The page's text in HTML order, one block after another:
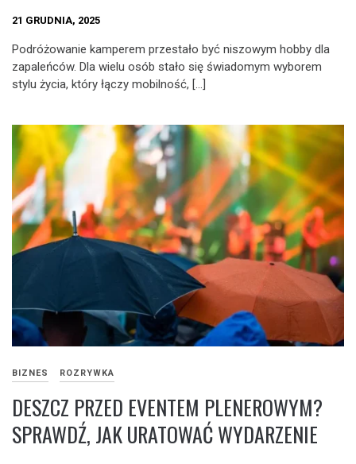
21 GRUDNIA, 2025
Podróżowanie kamperem przestało być niszowym hobby dla
zapaleńców. Dla wielu osób stało się świadomym wyborem
stylu życia, który łączy mobilność, […]
BIZNES ROZRYWKA
DESZCZ PRZED EVENTEM PLENEROWYM?
SPRAWDŹ, JAK URATOWAĆ WYDARZENIE